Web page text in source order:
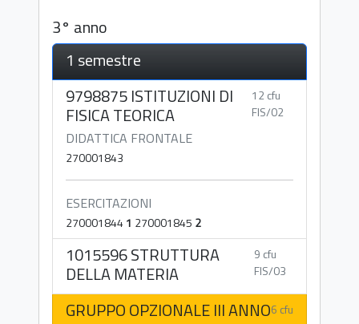
3° anno
1 semestre
9798875 ISTITUZIONI DI
FISICA TEORICA
12 cfu
FIS/02
DIDATTICA FRONTALE
270001843
ESERCITAZIONI
2700018441 270001845 2
1015596 STRUTTURA
DELLA MATERIA
9 cfu
FIS/03
GRUPPO OPZIONALE III ANNO6 cfu